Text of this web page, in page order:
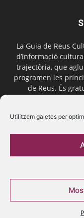
Utilitzem galetes per
La Guia de Reus
d’informació
trajectòria, que
programen les
de Reus. És
© 2016 La